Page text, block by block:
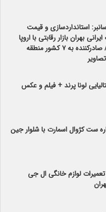
استانداردسازی و قیمت
بهران بازار رقابتی با اروپا
ایجاد کرده است / صادرکننده به ۷ کشور منطقه
لونا پرند + فیلم و عکس
ست کژوال اسمارت با شلوار جین
لوازم خانگی ال جی